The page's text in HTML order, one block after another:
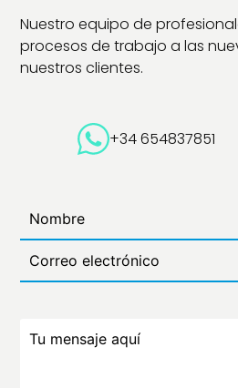
Nuestro equipo de
procesos de trabajo a las
nuestros clientes.
+34 654837851